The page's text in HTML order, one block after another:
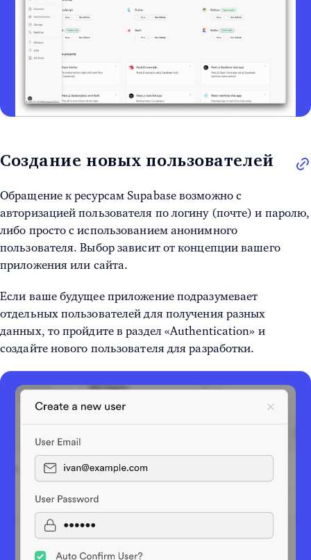
Создание новых пользователей
Обращение к ресурсам Supabase возможно с
авторизацией пользователя по логину (почте) и паролю,
либо просто с использованием анонимного
пользователя. Выбор зависит от концепции вашего
приложения или сайта.
Если ваше будущее приложение подразумевает
отдельных пользователей для получения разных
данных, то пройдите в раздел «Authentication» и
создайте нового пользователя для разработки.